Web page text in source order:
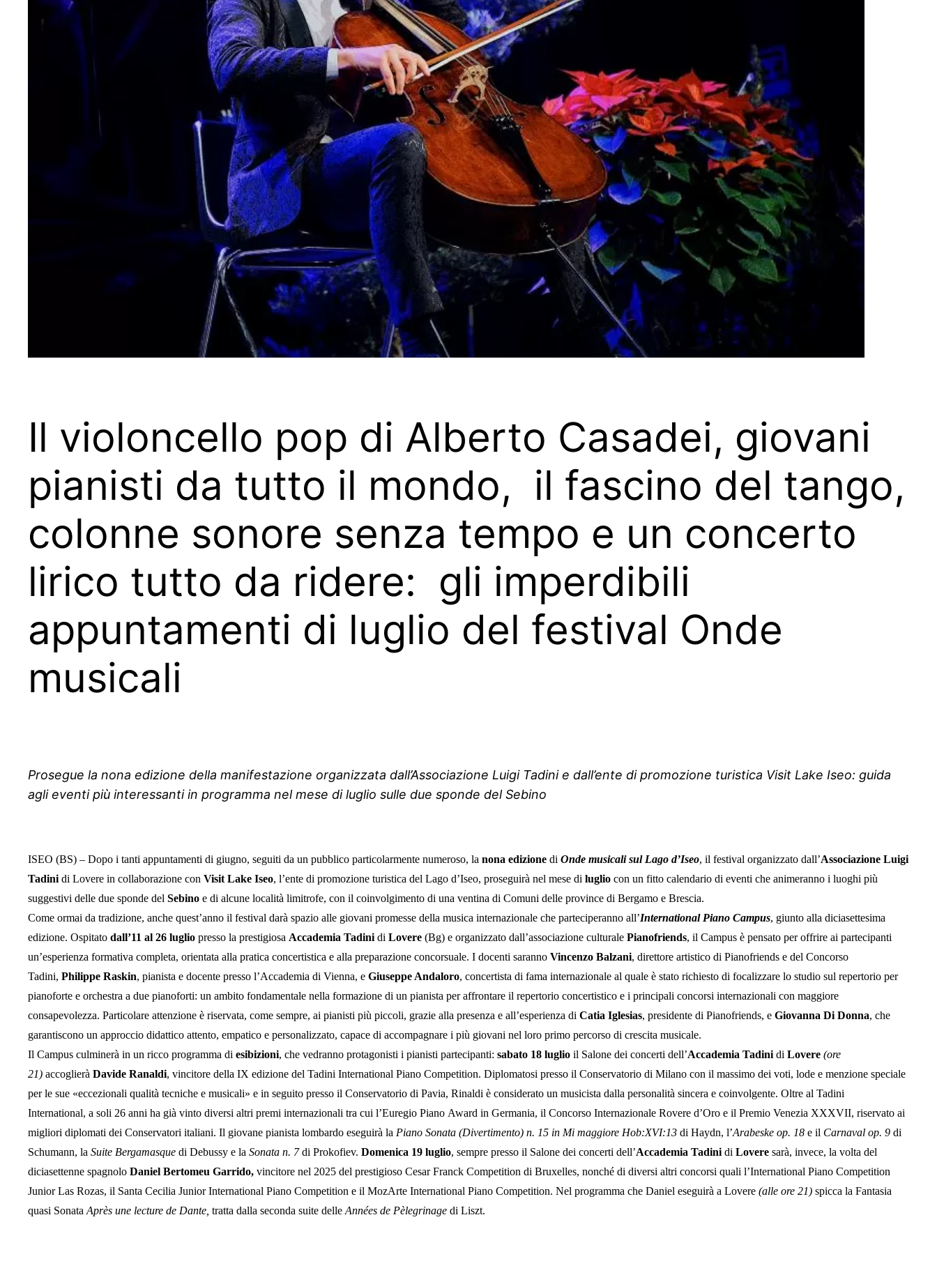
Il violoncello pop di Alberto Casadei, giovani
pianisti da tutto il mondo, il fascino del tango,
colonne sonore senza tempo e un concerto
lirico tutto da ridere: gli imperdibili
appuntamenti di luglio del festival Onde
musicali
Prosegue la nona edizione della manifestazione organizzata dall’Associazione Luigi Tadini e dall’ente di promozione turistica Visit Lake Iseo: guida
agli eventipiù interessanti in programma nel mese di luglio sulle due sponde del Sebino
ISEO (BS) – Dopo i tanti appuntamenti di giugno, seguiti da un pubblico particolarmente numeroso, la nona edizione di Onde musicali sul Lago d’Iseo, il festival organizzato dall’Associazione Luigi
Tadini di Lovere in collaborazione con Visit Lake Iseo, l’ente di promozione turistica del Lago d’Iseo, proseguirà nel mese di luglio con un fitto calendario di eventi che animeranno i luoghi più
suggestivi delle due sponde del Sebino e di alcune località limitrofe, con il coinvolgimento di una ventina di Comuni delle province di Bergamo e Brescia.
Come ormai da tradizione, anche quest’anno il festival darà spazio alle giovani promesse della musica internazionale che parteciperanno all’International Piano Campus, giunto alla diciasettesima
edizione. Ospitato dall’11 al 26 luglio presso la prestigiosa Accademia Tadini di Lovere (Bg) e organizzato dall’associazione culturale Pianofriends, il Campus è pensato per offrire ai partecipanti
un’esperienza formativa completa, orientata alla pratica concertistica e alla preparazione concorsuale. I docenti saranno Vincenzo Balzani, direttore artistico di Pianofriends e del Concorso
Tadini, Philippe Raskin, pianista e docente presso l’Accademia di Vienna, e Giuseppe Andaloro, concertista di fama internazionale al quale è stato richiesto di focalizzare lo studio sul repertorio per
pianoforte e orchestra a due pianoforti: un ambito fondamentale nella formazione di un pianista per affrontare il repertorio concertistico e i principali concorsi internazionali con maggiore
consapevolezza. Particolare attenzione è riservata, come sempre, ai pianisti più piccoli, grazie alla presenza e all’esperienza di Catia Iglesias, presidente di Pianofriends, e Giovanna Di Donna, che
garantiscono un approccio didattico attento, empatico e personalizzato, capace di accompagnare i più giovani nel loro primo percorso di crescita musicale.
Il Campus culminerà in un ricco programma di esibizioni, che vedranno protagonisti i pianisti partecipanti: sabato 18 luglio il Salone dei concerti dell’Accademia Tadini di Lovere (ore
21) accoglierà Davide Ranaldi, vincitore della IX edizione del Tadini International Piano Competition. Diplomatosi presso il Conservatorio di Milano con il massimo dei voti, lode e menzione speciale
per le sue «eccezionali qualità tecniche e musicali» e in seguito presso il Conservatorio di Pavia, Rinaldi è considerato un musicista dalla personalità sincera e coinvolgente. Oltre al Tadini
International, a soli 26 anni ha già vinto diversi altri premi internazionali tra cui l’Euregio Piano Award in Germania, il Concorso Internazionale Rovere d’Oro e il Premio Venezia XXXVII, riservato ai
migliori diplomati dei Conservatori italiani. Il giovane pianista lombardo eseguirà la Piano Sonata (Divertimento) n. 15 in Mi maggiore Hob:XVI:13 di Haydn, l’Arabeske op. 18 e il Carnaval op. 9 di
Schumann, la Suite Bergamasque di Debussy e la Sonata n. 7di Prokofiev. Domenica 19 luglio, sempre presso il Salone dei concerti dell’Accademia Tadini di Lovere sarà, invece, la volta del
diciasettenne spagnolo Daniel Bertomeu Garrido, vincitore nel 2025 del prestigioso Cesar Franck Competition di Bruxelles, nonché di diversi altri concorsi quali l’International Piano Competition
Junior Las Rozas, il Santa Cecilia Junior International Piano Competition e il MozArte International Piano Competition. Nel programma che Daniel eseguirà a Lovere (alle ore 21) spicca la Fantasia
quasi Sonata Après une lecture de Dante, tratta dalla seconda suite delle Années de Pèlegrinage di Liszt.